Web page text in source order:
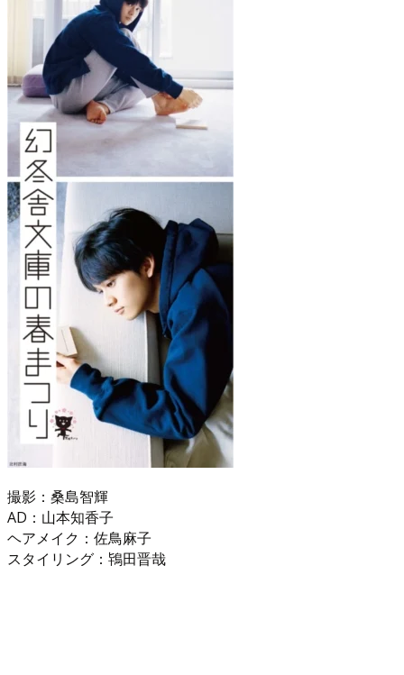
撮影：桑島智輝
AD：山本知香子
ヘアメイク：佐鳥麻子
スタイリング：鴇田晋哉